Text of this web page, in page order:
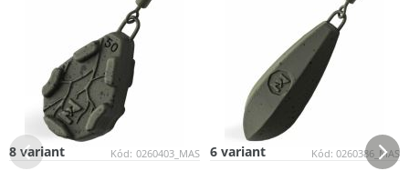
Kód: 0260403_MAS
8 variant Kód: 0260386_MAS
6 variant